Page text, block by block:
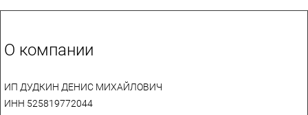
О компании
ИП ДУДКИН ДЕНИС МИХАЙЛОВИЧ
ИНН 525819772044